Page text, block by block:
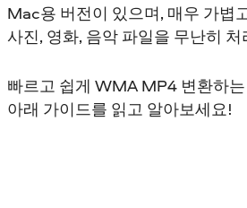
Mac용 버전이 있으며, 매우 가볍
사진, 영화, 음악 파일을 무난히
빠르고 쉽게 WMA MP4 변환하
아래 가이드를 읽고 알아보세요!